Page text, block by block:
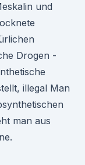
und
Drogen -
illegal Man
man aus